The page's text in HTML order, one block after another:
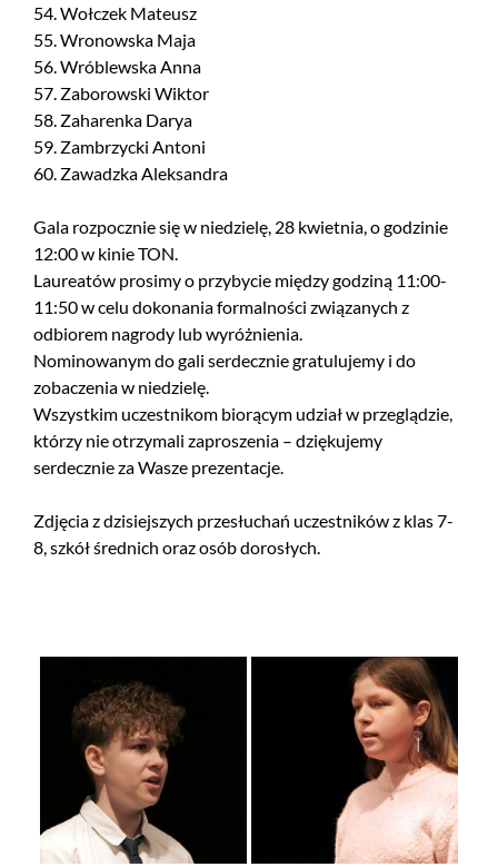
54. Wołczek Mateusz
55. Wronowska Maja
56. Wróblewska Anna
57. Zaborowski Wiktor
58. Zaharenka Darya
59. Zambrzycki Antoni
60. Zawadzka Aleksandra
Gala rozpocznie się w niedzielę, 28 kwietnia, o godzinie
12:00 w kinie TON.
Laureatów prosimy o przybycie między godziną 11:00-
11:50 w celu dokonania formalności związanych z
odbiorem nagrody lub wyróżnienia.
Nominowanym do gali serdecznie gratulujemy i do
zobaczenia w niedzielę.
Wszystkim uczestnikom biorącym udział w przeglądzie,
którzy nie otrzymali zaproszenia – dziękujemy
serdecznie za Wasze prezentacje.
Zdjęcia z dzisiejszych przesłuchań uczestników z klas 7-
8, szkół średnich oraz osób dorosłych.